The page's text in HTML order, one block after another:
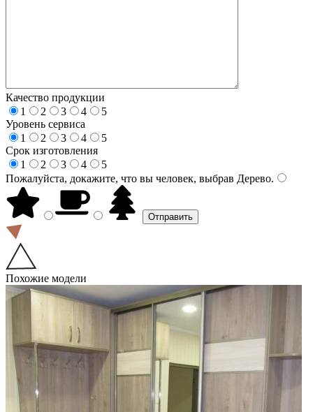
Качество продукции
1
2 3 4
5
Уровень сервиса
1
2 3 4
5
Срок изготовления
1
2 3 4
5
Пожалуйста, докажите, что вы человек, выбрав Дерево.
Похожие модели